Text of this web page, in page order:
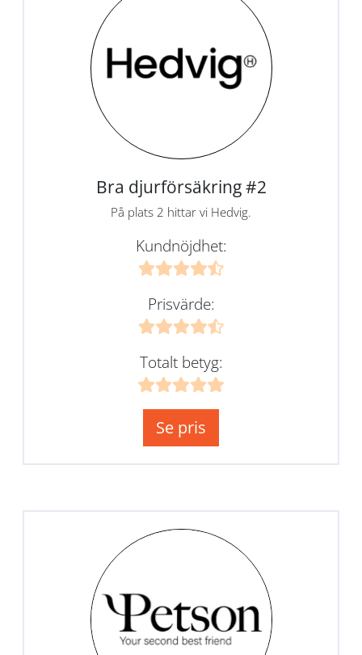
Bra djurförsäkring #2
På plats 2 hittar vi Hedvig.
Kundnöjdhet:
Prisvärde:
Totalt betyg:
Se pris